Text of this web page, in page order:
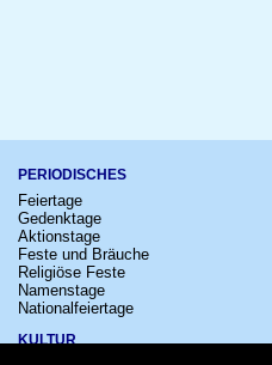
PERIODISCHES
Feiertage
Gedenktage
Aktionstage
Feste und Bräuche
Religiöse Feste
Namenstage
Nationalfeiertage
KULTUR